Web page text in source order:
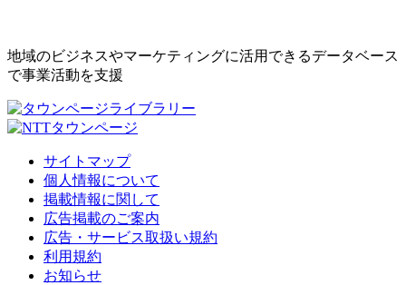
地域のビジネスやマーケティングに活用できるデータベース
で事業活動を支援
サイトマップ
個人情報について
掲載情報に関して
広告掲載のご案内
広告・サービス取扱い規約
利用規約
お知らせ